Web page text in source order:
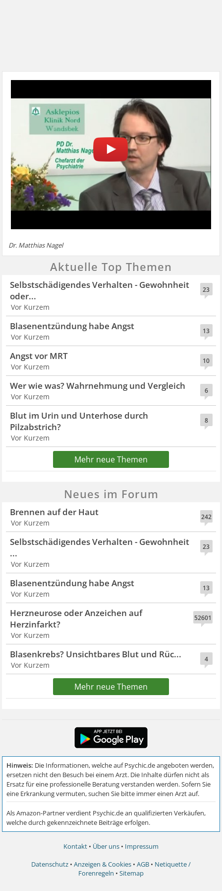
Dr. Matthias Nagel
Aktuelle Top Themen
23
Selbstschädigendes Verhalten - Gewohnheit
oder...
Vor Kurzem
13
Blasenentzündung habe Angst
Vor Kurzem
10
Angst vor MRT
Vor Kurzem
6
Wer wie was? Wahrnehmung und Vergleich
Vor Kurzem
8
Blut im Urin und Unterhose durch
Pilzabstrich?
Vor Kurzem
Mehr neue Themen
Neues im Forum
242
Brennen auf der Haut
Vor Kurzem
23
Selbstschädigendes Verhalten - Gewohnheit
...
Vor Kurzem
13
Blasenentzündung habe Angst
Vor Kurzem
52601
Herzneurose oder Anzeichen auf
Herzinfarkt?
Vor Kurzem
4
Blasenkrebs? Unsichtbares Blut und Rüc...
Vor Kurzem
Mehr neue Themen
Kontakt • Über uns • Impressum
Datenschutz • Anzeigen & Cookies • AGB • Netiquette /
Forenregeln • Sitemap